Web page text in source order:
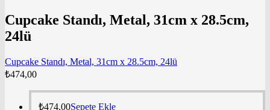
Cupcake Standı, Metal, 31cm x 28.5cm,
24lü
Cupcake Standı, Metal, 31cm x 28.5cm, 24lü
₺474,00
₺474,00Sepete Ekle